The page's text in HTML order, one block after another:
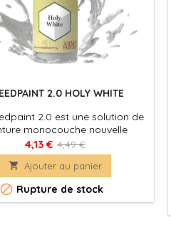
2.0 HOLY WHITE
2.0 est une solution de
monocouche nouvelle
Appliquez simplement une
de Speedpaint directement sur
figurine et le tour est joué ! La
produira à la fois un
une couleur intense et un
en une seule
4,13 € 4,49 €
 Ajouter au panier
 Rupture de stock